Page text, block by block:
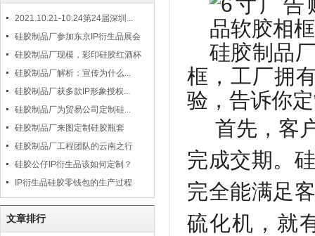
2021.10.21-10.24第24届深圳...
硅胶制品厂参加东京IP衍生品展会
硅胶制品厂现模，彩印硅胶红酒杯
硅胶制品厂解析：宣传为什么...
硅胶制品厂获多款IP形象授权...
硅胶制品厂为贸易公司定制硅...
硅胶制品厂来图定制硅胶瓶套
硅胶制品厂工程团队的云南之行
硅胶公仔IP衍生品该如何定制？
IP衍生品硅胶零钱包的生产过程
文章排行
硅胶制品
框，工厂拥
验，告诉你
首先，客
完成交期。
完全能满足
硫化机，就